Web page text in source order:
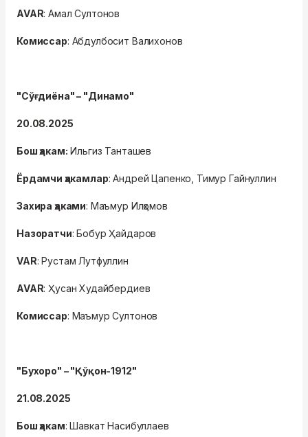
AVAR: Амал Султонов
Комиссар: Абдулбосит Валихонов
"Сўғдиёна" – "Динамо"
20.08.2025
Бош ҳакам: Ильгиз Танташев
Ёрдамчи ҳакамлар: Андрей Цапенко, Тимур Гайнуллин
Захира ҳаками: Маъмур Илҳомов
Назоратчи: Бобур Ҳайдаров
VAR: Рустам Лутфуллин
AVAR: Ҳусан Худайбердиев
Комиссар: Маъмур Султонов
"Бухоро" – "Қўқон-1912"
21.08.2025
Бош ҳакам: Шавкат Насибуллаев